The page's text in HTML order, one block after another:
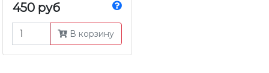
450 руб
В корзину